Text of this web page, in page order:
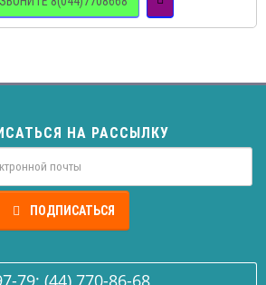
НА РАССЫЛКУ
ПОДПИСАТЬСЯ